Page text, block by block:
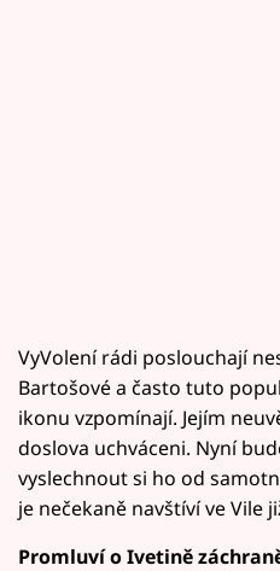
VyVolení rádi poslouchají
Bartošové a často tuto
ikonu vzpomínají. Jejím
doslova uchváceni. Nyní
vyslechnout si ho od
je nečekaně navštíví ve Vile
Promluví o Ivetině